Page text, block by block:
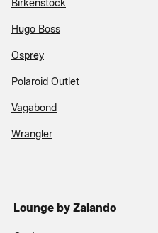
Birkenstock
Hugo Boss
Osprey
Polaroid Outlet
Vagabond
Wrangler
Lounge by Zalando